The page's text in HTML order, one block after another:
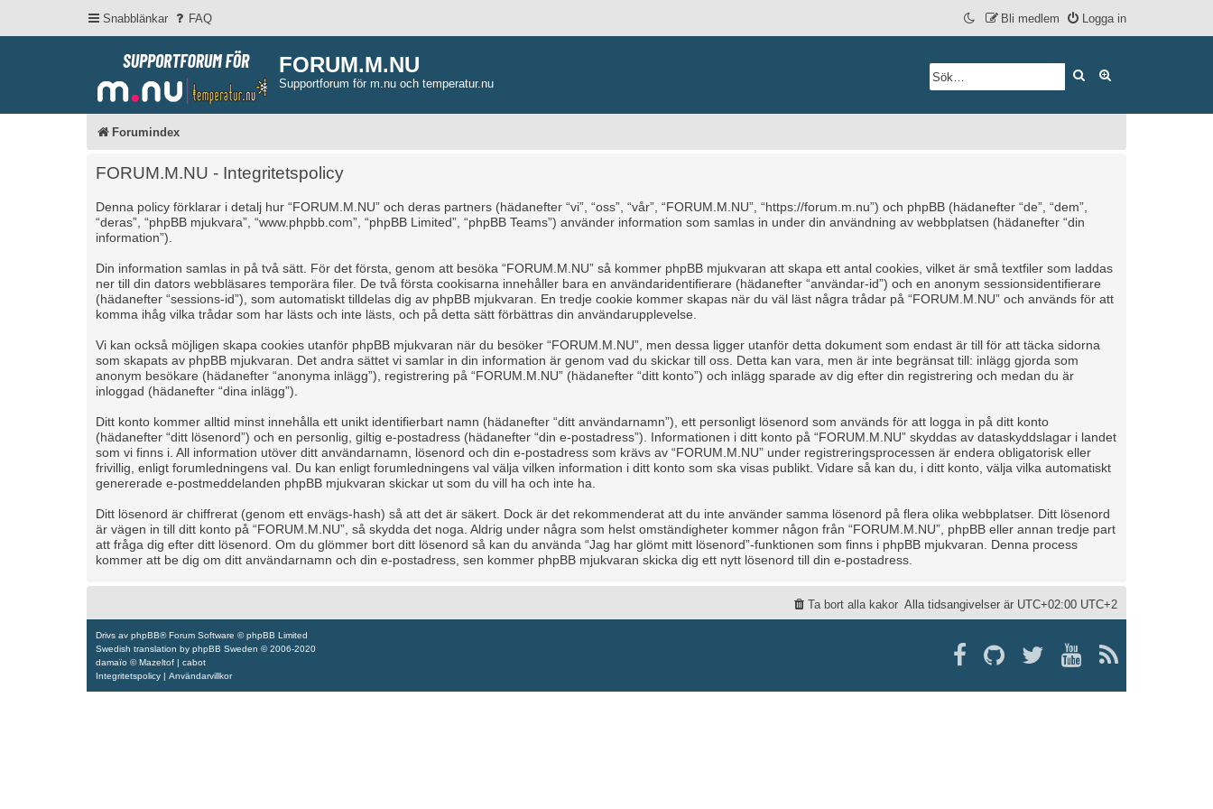
Snabblänkar FAQ Logga in
Bli medlem
FORUM.M.NU
Supportforum för m.nu och temperatur.nu
Sök
Forumindex
FORUM.M.NU - Integritetspolicy
Denna policy förklarar i detalj hur “FORUM.M.NU” och deras partners (hädanefter “vi”, “oss”, “vår”, “FORUM.M.NU”, “https://forum.m.nu”) och phpBB (hädanefter “de”, “dem”,
“deras”, “phpBB mjukvara”, “www.phpbb.com”, “phpBB Limited”, “phpBB Teams”) använder information som samlas in under din användning av webbplatsen (hädanefter “din
information”).
Din information samlas in på två sätt. För det första, genom att besöka “FORUM.M.NU” så kommer phpBB mjukvaran att skapa ett antal cookies, vilket är små textfiler som laddas
ner till din dators webbläsares temporära filer. De två första cookisarna innehåller bara en användaridentifierare (hädanefter “användar-id”) och en anonym sessionsidentifierare
(hädanefter “sessions-id”), som automatiskt tilldelas dig av phpBB mjukvaran. En tredje cookie kommer skapas när du väl läst några trådar på “FORUM.M.NU” och används för att
komma ihåg vilka trådar som har lästs och inte lästs, och på detta sätt förbättras din användarupplevelse.
Vi kan också möjligen skapa cookies utanför phpBB mjukvaran när du besöker “FORUM.M.NU”, men dessa ligger utanför detta dokument som endast är till för att täcka sidorna
som skapats av phpBB mjukvaran. Det andra sättet vi samlar in din information är genom vad du skickar till oss. Detta kan vara, men är inte begränsat till: inlägg gjorda som
anonym besökare (hädanefter “anonyma inlägg”), registrering på “FORUM.M.NU” (hädanefter “ditt konto”) och inlägg sparade av dig efter din registrering och medan du är
inloggad (hädanefter “dina inlägg”).
Ditt konto kommer alltid minst innehålla ett unikt identifierbart namn (hädanefter “ditt användarnamn”), ett personligt lösenord som används för att logga in på ditt konto
(hädanefter “ditt lösenord”) och en personlig, giltig e-postadress (hädanefter “din e-postadress”). Informationen i ditt konto på “FORUM.M.NU” skyddas av dataskyddslagar i landet
som vi finns i. All information utöver ditt användarnamn, lösenord och din e-postadress som krävs av “FORUM.M.NU” under registreringsprocessen är endera obligatorisk eller
frivillig, enligt forumledningens val. Du kan enligt forumledningens val välja vilken information i ditt konto som ska visas publikt. Vidare så kan du, i ditt konto, välja vilka automatiskt
genererade e-postmeddelanden phpBB mjukvaran skickar ut som du vill ha och inte ha.
Ditt lösenord är chiffrerat (genom ett envägs-hash) så att det är säkert. Dock är det rekommenderat att du inte använder samma lösenord på flera olika webbplatser. Ditt lösenord
är vägen in till ditt konto på “FORUM.M.NU”, så skydda det noga. Aldrig under några som helst omständigheter kommer någon från “FORUM.M.NU”, phpBB eller annan tredje part
att fråga dig efter ditt lösenord. Om du glömmer bort ditt lösenord så kan du använda “Jag har glömt mitt lösenord”-funktionen som finns i phpBB mjukvaran. Denna process
kommer att be dig om ditt användarnamn och din e-postadress, sen kommer phpBB mjukvaran skicka dig ett nytt lösenord till din e-postadress.
Alla tidsangivelser är UTC+02:00 UTC+2
Ta bort alla kakor
Drivs av phpBB® Forum Software © phpBB Limited
Swedish translation by phpBB Sweden © 2006-2020
damaïo ©Mazeltof | cabot
Integritetspolicy | Användarvillkor